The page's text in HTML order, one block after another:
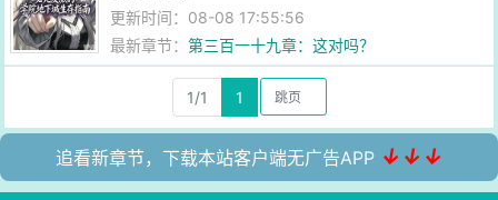
更新时间：08-08 17:55:56
最新章节：第三百一十九章：这对吗？
1/1 1
追看新章节，下载本站客户端无广告APP ↓↓↓